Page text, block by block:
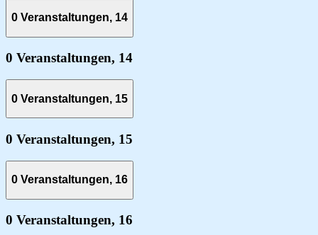
0 Veranstaltungen, 14
0 Veranstaltungen, 14
0 Veranstaltungen, 15
0 Veranstaltungen, 15
0 Veranstaltungen, 16
0 Veranstaltungen, 16